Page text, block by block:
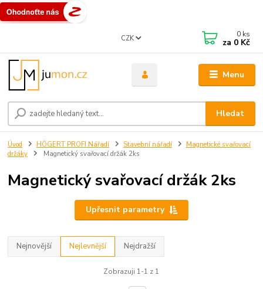
Menu
CZK
Hledat
0 ks
za 0 Kč
Úvod HÖGERT PROFI Nářadí Stavební nářadí
Magnetické svařovací
držáky
Magnetický svařovací držák 2ks
Magnetický svařovací držák 2ks
Upřesnit parametry
Nejnovější Nejlevnější Nejdražší
Zobrazuji 1-1 z 1